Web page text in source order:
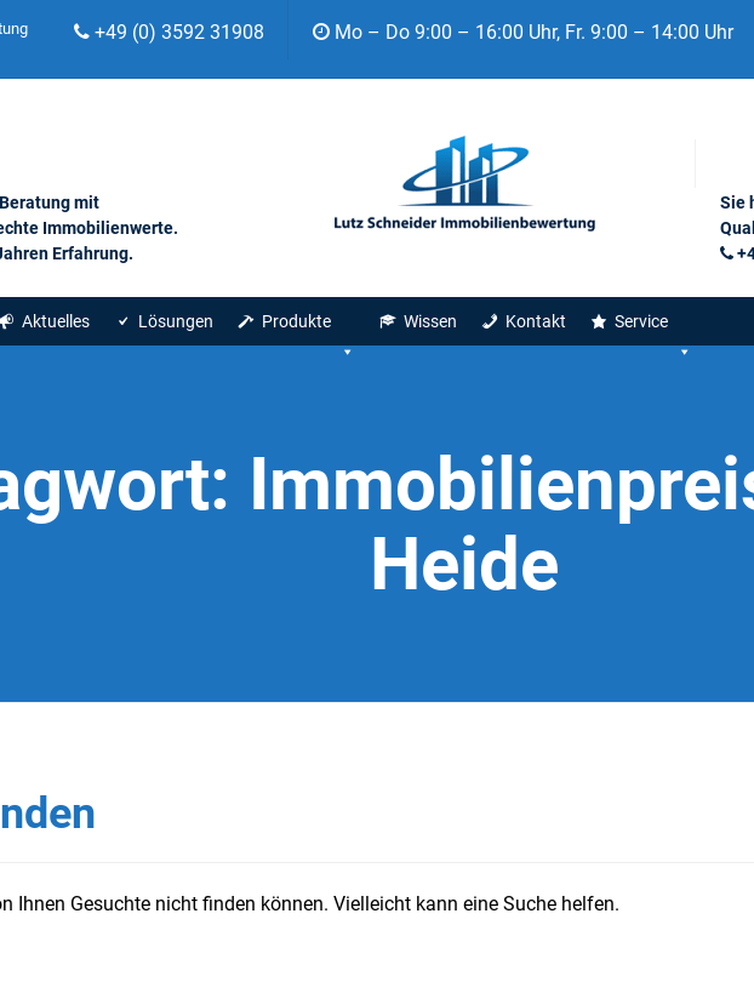
+49 (0) 3592 31908 Mo – Do 9:00 – 16:00 Uhr, Fr. 9:00 – 14:00 Uhr
mit
Immobilienwerte.
Erfahrung.
Sie
Aktuelles Lösungen Produkte Wissen Kontakt Service
Heide
Ihnen Gesuchte nicht finden können. Vielleicht kann eine Suche helfen.